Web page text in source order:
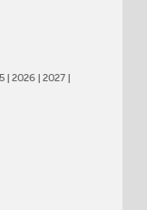
| 2026| 2027|